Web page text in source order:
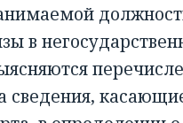
в
сведения,